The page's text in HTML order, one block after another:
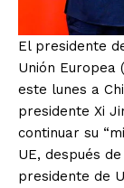
El presidente
Unión Europea
este lunes a
presidente Xi
continuar su
UE, después
presidente de